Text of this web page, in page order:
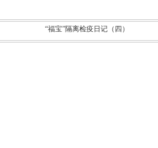
“福宝”隔离检疫日记（四）